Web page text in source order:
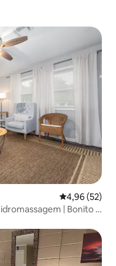
4,96 de uma
4,96 (52)
| Bonito e